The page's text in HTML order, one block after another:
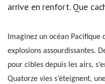
arrive en renfort. Que
Imaginez un océan
explosions assourdissantes.
pour cibles depuis les airs,
Quatorze vies s’éteignent,